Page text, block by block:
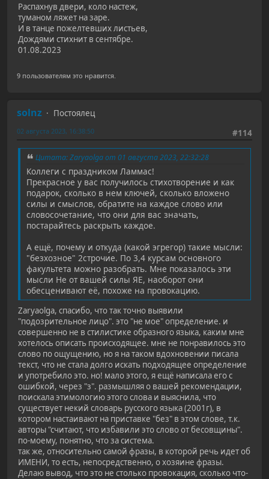
Распахнув двери, коло настеж,
туманом ляжет на заре.
И в танце пожелтевших листьев,
Дождями стихнит в сентябре.
01.08.2023
9 пользователям это нравится.
solnz
Постоялец
#114
02 августа 2023, 16:38:50
Цитата: Zaryaolga от 01 августа 2023, 22:32:28
Коллеги с праздником Ламмас!
Прекрасное у вас получилось стихотворение и как
подарок, сколько в нем ключей, сколько вложено
силы и смыслов, обратите на каждое слово или
словосочетание, что они для вас значать,
постарайтесь раскрыть каждое.
А ещё, почему и откуда (какой эгрегор) такие мысли:
"безхозное" 2строчие. По 3,4 курсам основного
факультета можно разобрать. Мне показалось эти
мысли Не от вашей силы ЯЕ, наоборот они
обесценивают её, похоже на провокацию.
Zaryaolga, спасибо, что так точно выявили
"подозрительное лицо". это "не мое" определение. и
совершенно не в стилистике образного языка, каким мне
хотелось описать происходящее. мне не понравилось это
слово по ощущению, но я на таком вдохновении писала
текст, что не стала долго искать подходящее определение
и употребило это. но! мало этого, я ещё написала его с
ошибкой, через "з". размышляя о вашей рекомендации,
поискала этимологию этого слова и выяснила, что
существует некий словарь русского языка (2001г), в
котором настаивают на приставке "без" в этом слове, т.к.
авторы "считают, что избавили это слово от бесовщины".
по-моему, понятно, что за система.
так же, относительно самой фразы, в которой речь идет об
ИМЕНИ, то есть, непосредственно, о хозяине фразы.
Делаю вывод, что это не столько провокация, сколько что-